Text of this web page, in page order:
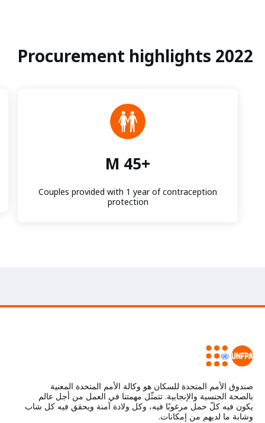
2022 Procurement highlights
+45 M
Couples provided with 1 year of contraception
protection
صندوق الأمم المتحدة للسكان هو وكالة الأمم المتحدة المعنية
بالصحة الجنسية والإنجابية. تتمثّل مهمتنا في العمل من أجل عالم
يكون فيه كلّ حمل مرغوبًا فيه، وكل ولادة آمنة ويحقق فيه كل شاب
وشابة ما لديهم من إمكانات.